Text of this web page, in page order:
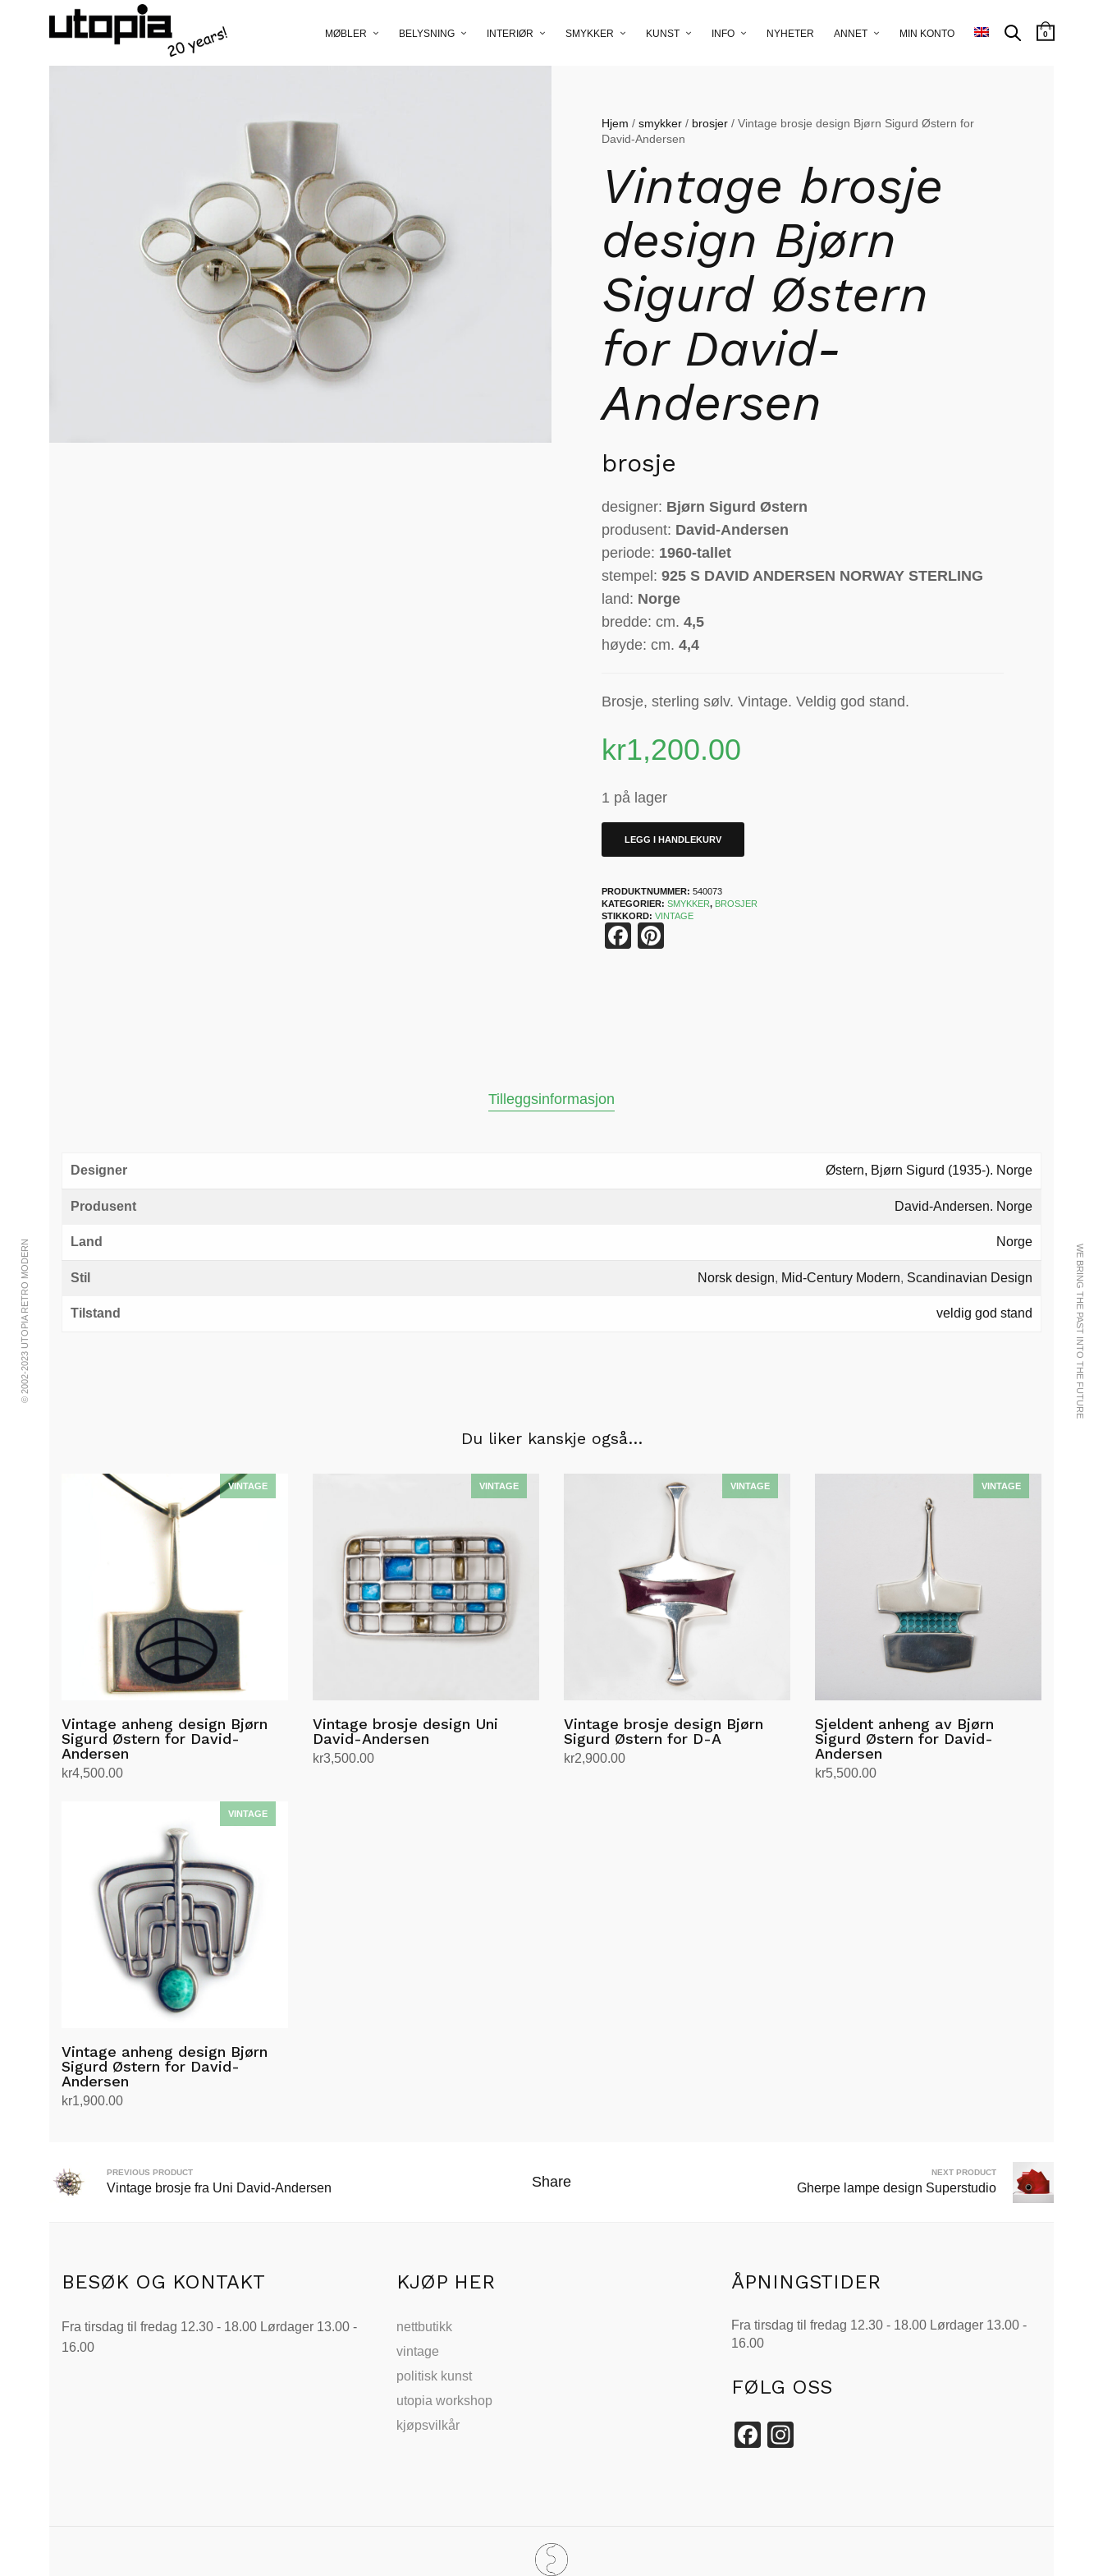
MØBLER BELYSNING INTERIØR SMYKKER KUNST INFO NYHETER ANNET MIN KONTO 0
© 2002-2023 UTOPIA RETRO MODERN WE BRING THE PAST INTO THE FUTURE
Hjem /smykker / brosjer / Vintage brosje design Bjørn Sigurd Østern for
David-Andersen
Vintage brosje
design Bjørn
Sigurd Østern
for David-
Andersen
brosje
designer: Bjørn Sigurd Østern
produsent: David-Andersen
periode: 1960-tallet
stempel:925 S DAVID ANDERSEN NORWAY STERLING
land: Norge
bredde: cm.4,5
høyde: cm.4,4
Brosje, sterling sølv. Vintage. Veldig god stand.
kr1,200.00
1 på lager
LEGG I HANDLEKURV
PRODUKTNUMMER:540073
KATEGORIER:SMYKKER, BROSJER
STIKKORD:VINTAGE
Facebook
Tilleggsinformasjon
Designer Østern, Bjørn Sigurd (1935-). Norge
Produsent David-Andersen. Norge
Land Norge
Stil Norsk design, Mid-Century Modern, Scandinavian Design
Tilstand veldig god stand
Du liker kanskje også…
Vintage anheng design Bjørn
Sigurd Østern for David-
Andersen
kr4,500.00
Vintage brosje design Uni
David-Andersen
kr3,500.00
Vintage brosje design Bjørn
Sigurd Østern for D-A
kr2,900.00
Sjeldent anheng av Bjørn
Sigurd Østern for David-
Andersen
kr5,500.00
Vintage anheng design Bjørn
Sigurd Østern for David-
Andersen
kr1,900.00
PREVIOUS PRODUCT
Vintage brosje fra Uni David-Andersen Share
NEXT PRODUCT
Gherpe lampe design Superstudio
BESØK OG KONTAKT
Fra tirsdag til fredag 12.30 - 18.00 Lørdager 13.00 -
16.00
KJØP HER
nettbutikk
vintage
politisk kunst
utopia workshop
kjøpsvilkår
ÅPNINGSTIDER
Fra tirsdag til fredag 12.30 - 18.00 Lørdager 13.00 -
16.00
FØLG OSS
Facebook